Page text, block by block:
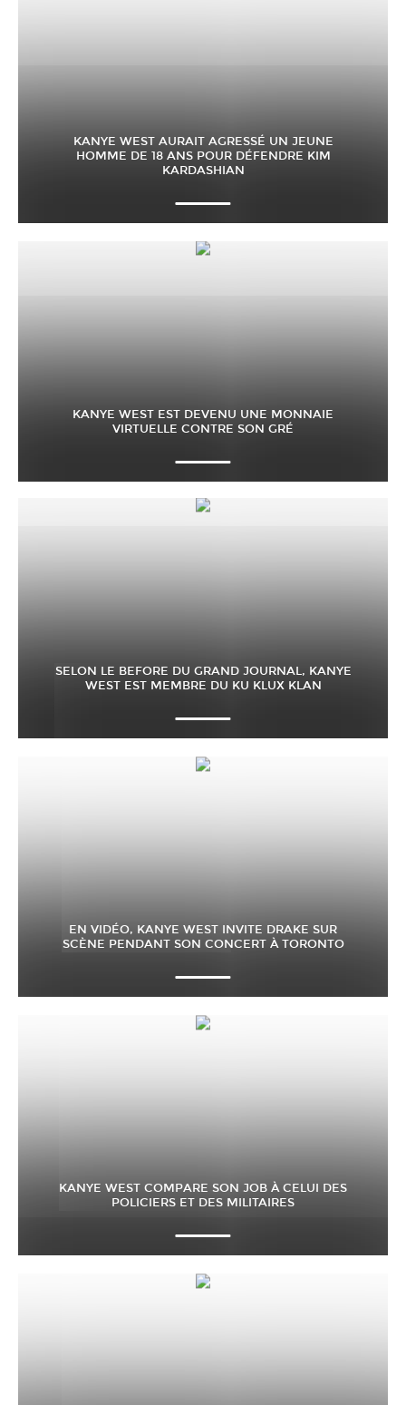
KANYE WEST AURAIT AGRESSÉ UN JEUNE
HOMME DE 18 ANS POUR DÉFENDRE KIM
KARDASHIAN
KANYE WEST EST DEVENU UNE MONNAIE
VIRTUELLE CONTRE SON GRÉ
SELON LE BEFORE DU GRAND JOURNAL, KANYE
WEST EST MEMBRE DU KU KLUX KLAN
EN VIDÉO, KANYE WEST INVITE DRAKE SUR
SCÈNE PENDANT SON CONCERT À TORONTO
KANYE WEST COMPARE SON JOB À CELUI DES
POLICIERS ET DES MILITAIRES